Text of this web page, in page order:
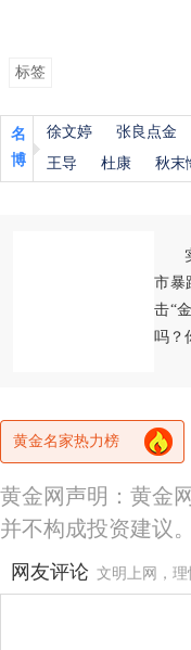
标签
名
博
徐文婷 张良点金
王导
杜康 秋末
市暴
击“
吗？
黄金名家热力榜
黄金网声明：黄金
并不构成投资建议
网友评论 文明上网，